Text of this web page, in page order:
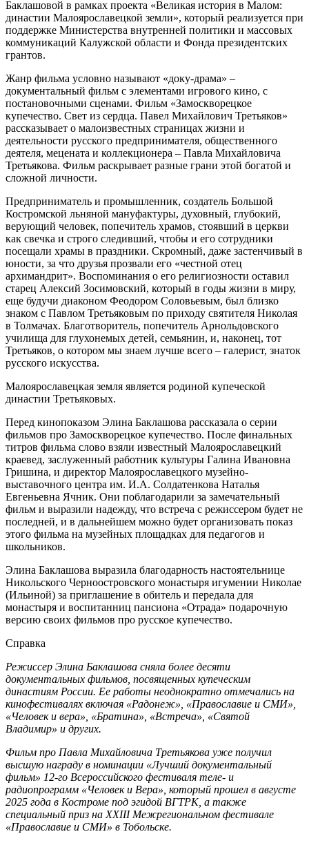
Баклашовой в рамках проекта «Великая история в Малом:
династии Малоярославецкой земли», который реализуется при
поддержке Министерства внутренней политики и массовых
коммуникаций Калужской области и Фонда президентских
грантов.
Жанр фильма условно называют «доку-драма» –
документальный фильм с элементами игрового кино, с
постановочными сценами. Фильм «Замоскворецкое
купечество. Свет из сердца. Павел Михайлович Третьяков»
рассказывает о малоизвестных страницах жизни и
деятельности русского предпринимателя, общественного
деятеля, мецената и коллекционера – Павла Михайловича
Третьякова. Фильм раскрывает разные грани этой богатой и
сложной личности.
Предприниматель и промышленник, создатель Большой
Костромской льняной мануфактуры, духовный, глубокий,
верующий человек, попечитель храмов, стоявший в церкви
как свечка и строго следивший, чтобы и его сотрудники
посещали храмы в праздники. Скромный, даже застенчивый в
юности, за что друзья прозвали его «честной отец
архимандрит». Воспоминания о его религиозности оставил
старец Алексий Зосимовский, который в годы жизни в миру,
еще будучи диаконом Феодором Соловьевым, был близко
знаком с Павлом Третьяковым по приходу святителя Николая
в Толмачах. Благотворитель, попечитель Арнольдовского
училища для глухонемых детей, семьянин, и, наконец, тот
Третьяков, о котором мы знаем лучше всего – галерист, знаток
русского искусства.
Малоярославецкая земля является родиной купеческой
династии Третьяковых.
Перед кинопоказом Элина Баклашова рассказала о серии
фильмов про Замоскворецкое купечество. После финальных
титров фильма слово взяли известный Малоярославецкий
краевед, заслуженный работник культуры Галина Ивановна
Гришина, и директор Малоярославецкого музейно-
выставочного центра им. И.А. Солдатенкова Наталья
Евгеньевна Ячник. Они поблагодарили за замечательный
фильм и выразили надежду, что встреча с режиссером будет не
последней, и в дальнейшем можно будет организовать показ
этого фильма на музейных площадках для педагогов и
школьников.
Элина Баклашова выразила благодарность настоятельнице
Никольского Черноостровского монастыря игумении Николае
(Ильиной) за приглашение в обитель и передала для
монастыря и воспитанниц пансиона «Отрада» подарочную
версию своих фильмов про русское купечество.
Справка
Режиссер Элина Баклашова сняла более десяти
документальных фильмов, посвященных купеческим
династиям России. Ее работы неоднократно отмечались на
кинофестивалях включая «Радонеж», «Православие и СМИ»,
«Человек и вера», «Братина», «Встреча», «Святой
Владимир» и других.
Фильм про Павла Михайловича Третьякова уже получил
высшую награду в номинации «Лучший документальный
фильм» 12-го Всероссийского фестиваля теле- и
радиопрограмм «Человек и Вера», который прошел в августе
2025 года в Костроме под эгидой ВГТРК, а также
специальный приз на XXIII Межрегиональном фестивале
«Православие и СМИ» в Тобольске.